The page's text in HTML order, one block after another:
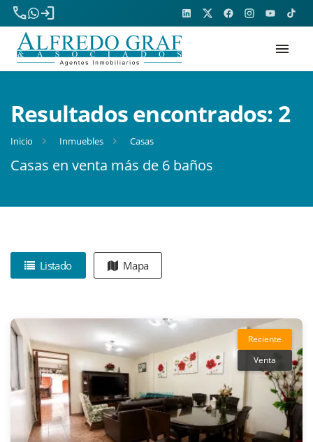
phone
login
menu
Resultados encontrados: 2
Inicio Inmuebles Casas
Casas en venta más de 6 baños
Listado Mapa
Reciente
Venta